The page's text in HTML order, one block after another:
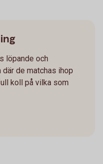
löpande och
de matchas ihop
koll på vilka som